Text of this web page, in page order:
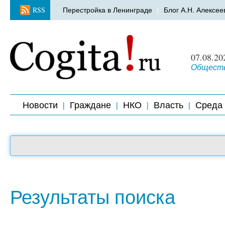
RSS Перестройка в Ленинграде Блог А.Н.
Новости Граждане НКО Власть Среда
Результаты поиска